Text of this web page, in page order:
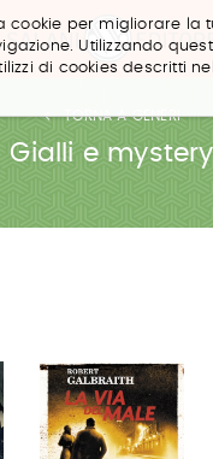
cookie per migliorare la
Utilizzando
di cookies descritti
Gialli e mystery
TORNA A GENERI